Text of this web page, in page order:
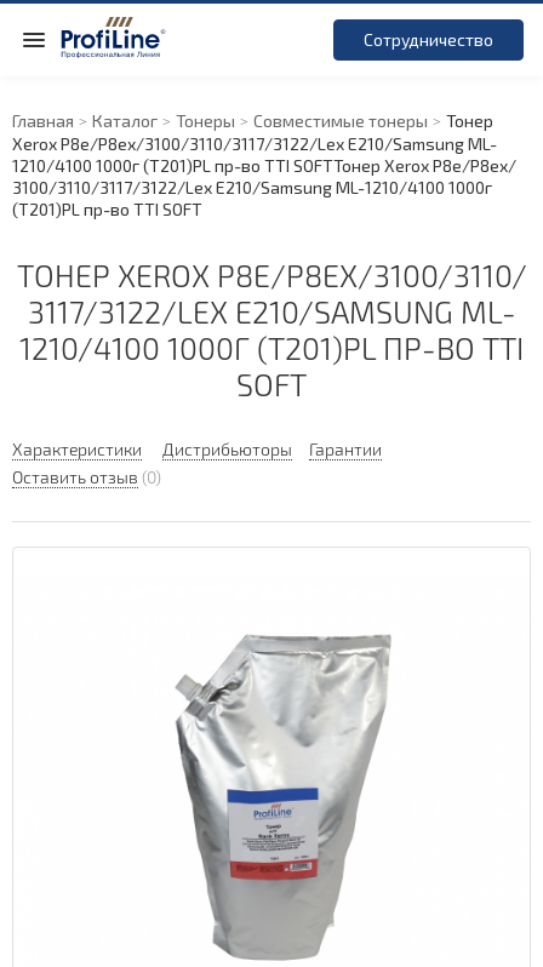
Сотрудничество
Главная Каталог Тонеры Совместимые тонеры
Тонер
Xerox P8e/P8ex/3100/3110/3117/3122/Lex E210/Samsung ML-
1210/4100 1000г (T201)PL пр-во TTI SOFTТонер Xerox P8e/P8ex/
3100/3110/3117/3122/Lex E210/Samsung ML-1210/4100 1000г
(T201)PL пр-во TTI SOFT
ТОНЕР XEROX P8E/P8EX/3100/3110/
3117/3122/LEX E210/SAMSUNG ML-
1210/4100 1000Г (T201)PL ПР-ВО TTI
SOFT
Характеристики Дистрибьюторы
Гарантии
Оставить отзыв (0)